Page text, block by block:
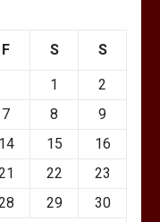
F S S
1
2
7 8
9
14 15
16
22
23
29
30